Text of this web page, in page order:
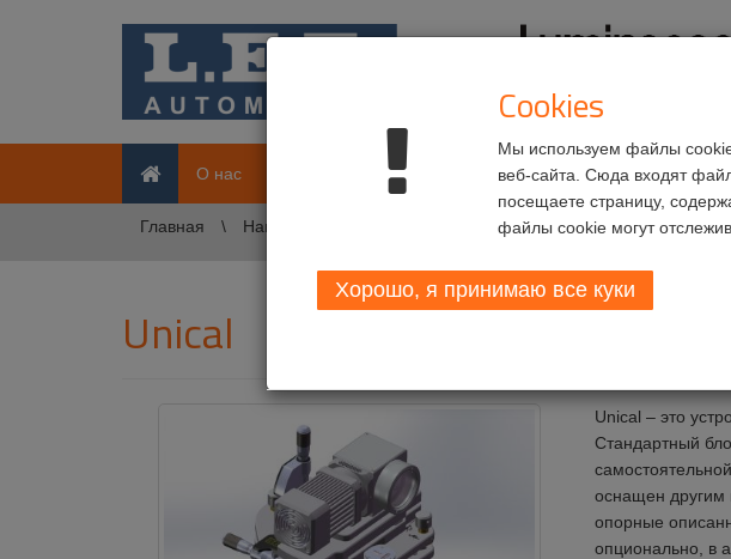
Главная
О нас Наши продукты Сервисы
Главная Наши продукты Оборудование для калибровки Unical
Unical
Unical – это
Стандартный
оснащен другим
опорные
опционально, в
Cookies
Мы используем файлы
веб-сайта. Сюда входят
посещаете страницу,
файлы cookie могут
Хорошо, я принимаю все куки